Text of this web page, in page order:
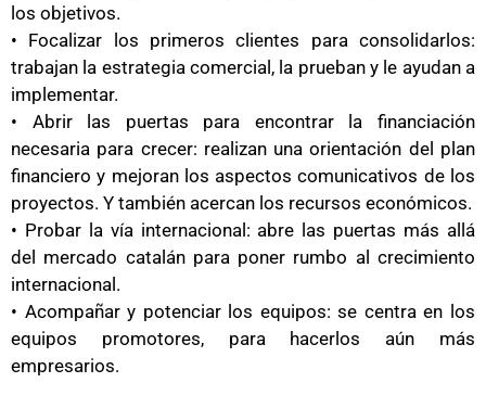
los objetivos.
• Focalizar los primeros clientes para consolidarlos:
trabajan la estrategia comercial, la prueban y le ayudan a
implementar.
• Abrir las puertas para encontrar la financiación
necesaria para crecer: realizan una orientación del plan
financiero y mejoran los aspectos comunicativos de los
proyectos. Y también acercan los recursos económicos.
• Probar la vía internacional: abre las puertas más allá
del mercado catalán para poner rumbo al crecimiento
internacional.
• Acompañar y potenciar los equipos: se centra en los
equipos promotores, para hacerlos aún más
empresarios.